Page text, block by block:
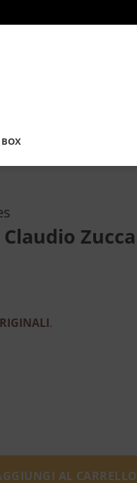
Zucca
.
Zucca quantità
AL CARRELLO